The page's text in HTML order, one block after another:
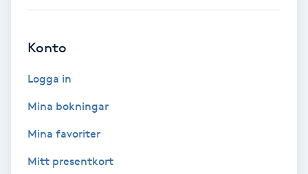
Picolaser
Konto
Logga in
Mina bokningar
Mina favoriter
Mitt presentkort